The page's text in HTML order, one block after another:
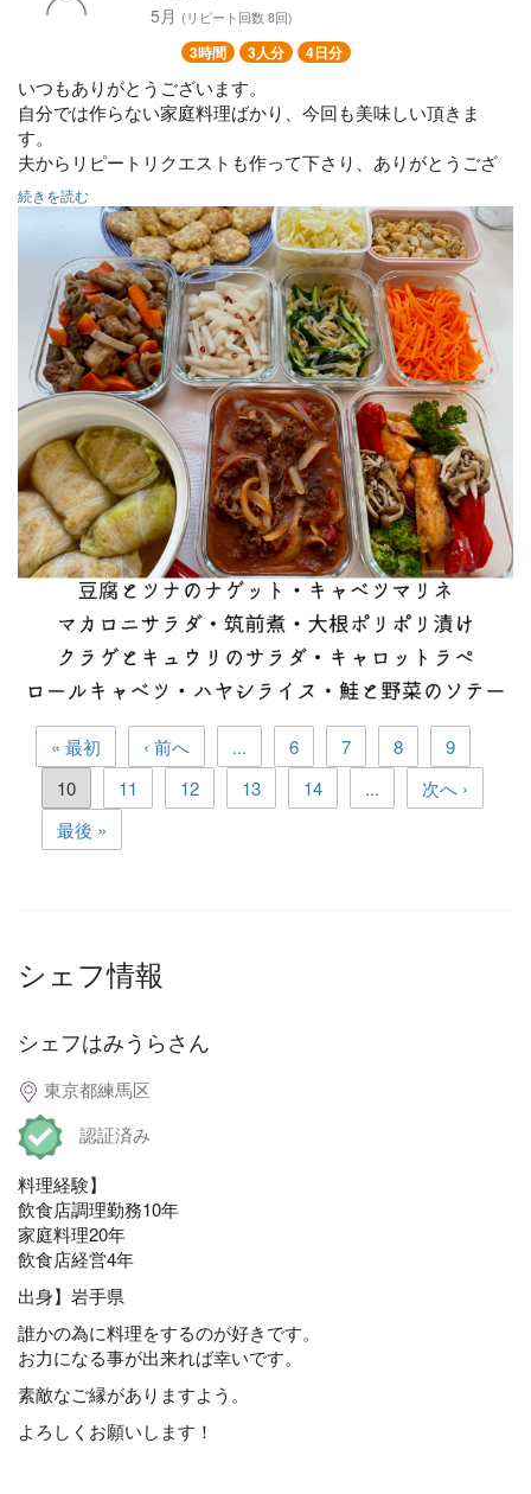
5月 (リピート回数 8回)
3時間 3人分 4日分
いつもありがとうございます。
自分では作らない家庭料理ばかり、今回も美味しい頂きま
す。
夫からリピートリクエストも作って下さり、ありがとうござ
います。
またよろしくお願いします。、
ロールキャベツ
ハヤシライス
鮭と野菜のソテー
ツナと豆腐のナゲット
大根ポリポリ漬け
マカロニサラダ
キャベツマリネ
クラゲとキュウリのサラダ
キャロットラペ
続きを読む
« 最初 ‹ 前へ ... 6 7 8
9
10
11 12 13 14 ...
次へ ›
最後 »
シェフ情報
シェフはみうらさん
東京都練馬区
認証済み
料理経験】
飲食店調理勤務10年
家庭料理20年
飲食店経営4年
出身】岩手県
誰かの為に料理をするのが好きです。
お力になる事が出来れば幸いです。
素敵なご縁がありますよう。
よろしくお願いします！